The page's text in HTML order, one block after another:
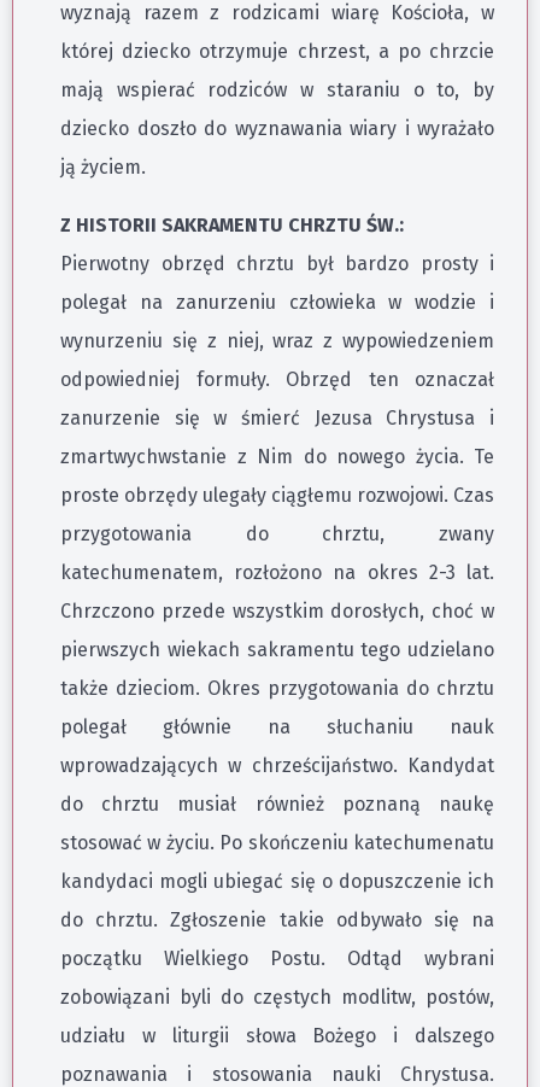
wyznają razem z rodzicami wiarę Kościoła, w
której dziecko otrzymuje chrzest, a po chrzcie
mają wspierać rodziców w staraniu o to, by
dziecko doszło do wyznawania wiary i wyrażało
ją życiem.
Z HISTORII SAKRAMENTU CHRZTU ŚW.:
Pierwotny obrzęd chrztu był bardzo prosty i
polegał na zanurzeniu człowieka w wodzie i
wynurzeniu się z niej, wraz z wypowiedzeniem
odpowiedniej formuły. Obrzęd ten oznaczał
zanurzenie się w śmierć Jezusa Chrystusa i
zmartwychwstanie z Nim do nowego życia. Te
proste obrzędy ulegały ciągłemu rozwojowi. Czas
przygotowania do chrztu, zwany
katechumenatem, rozłożono na okres 2-3 lat.
Chrzczono przede wszystkim dorosłych, choć w
pierwszych wiekach sakramentu tego udzielano
także dzieciom. Okres przygotowania do chrztu
polegał głównie na słuchaniu nauk
wprowadzających w chrześcijaństwo. Kandydat
do chrztu musiał również poznaną naukę
stosować w życiu. Po skończeniu katechumenatu
kandydaci mogli ubiegać się o dopuszczenie ich
do chrztu. Zgłoszenie takie odbywało się na
początku Wielkiego Postu. Odtąd wybrani
zobowiązani byli do częstych modlitw, postów,
udziału w liturgii słowa Bożego i dalszego
poznawania i stosowania nauki Chrystusa.